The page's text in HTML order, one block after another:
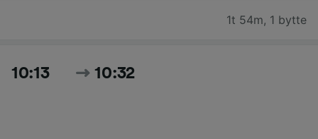
1t 54m, 1 bytte
10:13 10:32